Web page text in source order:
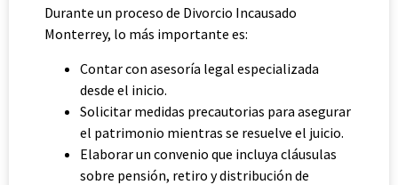
Durante un proceso de Divorcio Incausado
Monterrey, lo más importante es:
Contar con asesoría legal especializada
desde el inicio.
Solicitar medidas precautorias para asegurar
el patrimonio mientras se resuelve el juicio.
Elaborar un convenio que incluya cláusulas
sobre pensión, retiro y distribución de